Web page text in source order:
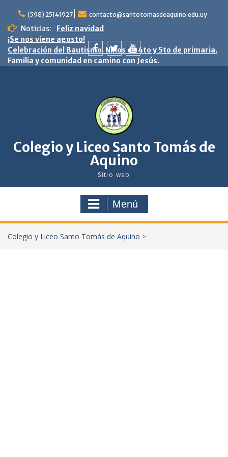
contenido
(598) 25141927 contacto@santotomasdeaquino.edu.uy
Noticias:
Feliz navidad
¡Se nos viene agosto!
Celebración del Bautismo. Niños de 4to y 5to de primaria.
Familia y comunidad en camino con Jesús.
facebooktwitteryoutube
Colegio y Liceo Santo Tomás de
Aquino
Sitio web
Menú
Colegio y Liceo Santo Tomás de Aquino >